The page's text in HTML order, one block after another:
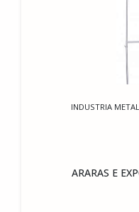
INDUSTRIA
ARARAS E